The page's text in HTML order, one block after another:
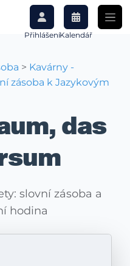
PřihlášeníKalendář
> Kavárny -
zásoba k Jazykovým
das
slovní zásoba a
hodina